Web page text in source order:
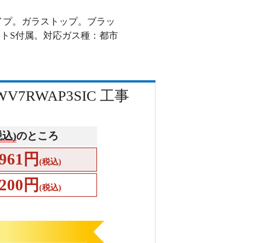
。ガラストップ。ブラッ
S付属。対応ガス種：都市
工事
込)のところ
円(税込)
円(税込)